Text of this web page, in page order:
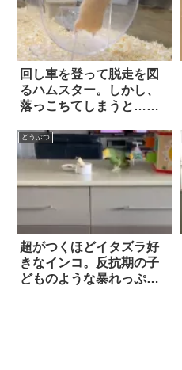
回し車を登って脱走を図
るハムスター。しかし、
落っこちてしまうと…
た！
どうぶつ
超がつくほどイタズラ好
きなインコ。反抗期の子
どものような暴れっぷり